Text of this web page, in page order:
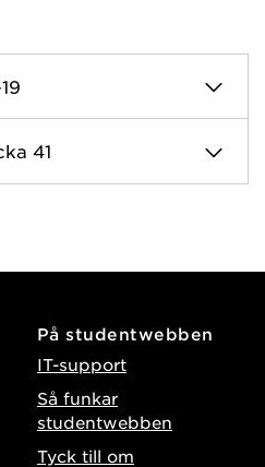
41
På studentwebben
IT-support
Så funkar
studentwebben
Tyck till om